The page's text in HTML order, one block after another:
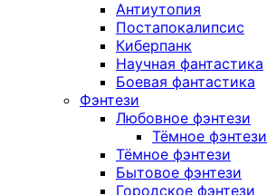
Антиутопия
Постапокалипсис
Киберпанк
Научная фантастика
Боевая фантастика
Фэнтези
Любовное фэнтези
Тёмное фэнтези
Тёмное фэнтези
Бытовое фэнтези
Городское фэнтези